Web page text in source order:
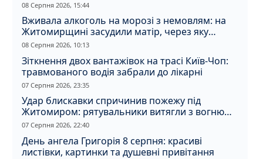
08 Серпня 2026, 15:44
Вживала алкоголь на морозі з немовлям: на
Житомирщині засудили матір, через яку
дитина отримала обмороження
08 Серпня 2026, 10:13
Зіткнення двох вантажівок на трасі Київ-Чоп:
травмованого водія забрали до лікарні
07 Серпня 2026, 23:35
Удар блискавки спричинив пожежу під
Житомиром: рятувальники витягли з вогню
кота
07 Серпня 2026, 22:40
День ангела Григорія 8 серпня: красиві
листівки, картинки та душевні привітання